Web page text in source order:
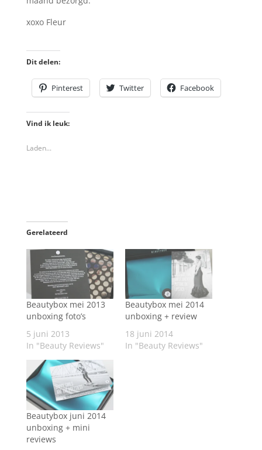
xoxo Fleur
Dit delen:
Pinterest Twitter Facebook
Vind ik leuk:
Laden...
Gerelateerd
Beautybox mei 2013
unboxing foto’s
5 juni 2013
In "Beauty Reviews"
Beautybox mei 2014
unboxing + review
18 juni 2014
In "Beauty Reviews"
Beautybox juni 2014
unboxing + mini
reviews